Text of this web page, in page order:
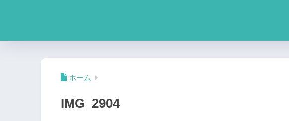
ホーム
IMG_2904